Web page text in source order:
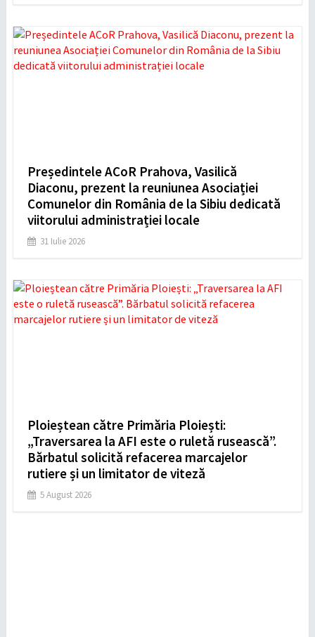
Președintele ACoR Prahova, Vasilică
Diaconu, prezent la reuniunea Asociației
Comunelor din România de la Sibiu dedicată
viitorului administrației locale
31 Iulie 2026
Ploieștean către Primăria Ploiești:
„Traversarea la AFI este o ruletă rusească”.
Bărbatul solicită refacerea marcajelor
rutiere și un limitator de viteză
5 August 2026